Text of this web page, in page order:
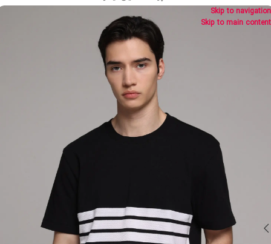
Skip to navigation
Skip to main content